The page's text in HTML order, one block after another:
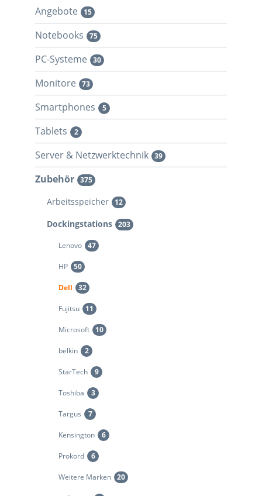
Angebote 15
Notebooks 75
PC-Systeme 30
Monitore 73
Smartphones 5
Tablets 2
Server & Netzwerktechnik 39
Zubehör 375
Arbeitsspeicher 12
Dockingstations 203
Lenovo 47
HP 50
Dell 32
Fujitsu 11
Microsoft 10
belkin 2
StarTech 9
Toshiba 3
Targus 7
Kensington 6
Prokord 6
Weitere Marken 20